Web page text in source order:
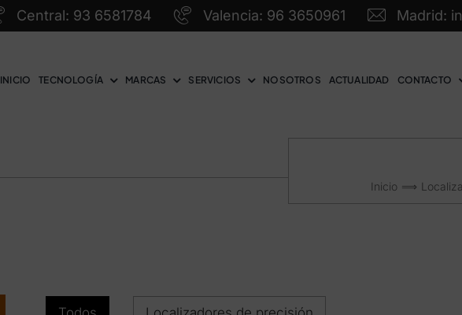
Central: 93 6581784 Valencia: 96 3650961 Madrid:
INICIO TECNOLOGÍA MARCAS SERVICIOS NOSOTROS ACTUALIDAD CONTACTO
Inicio